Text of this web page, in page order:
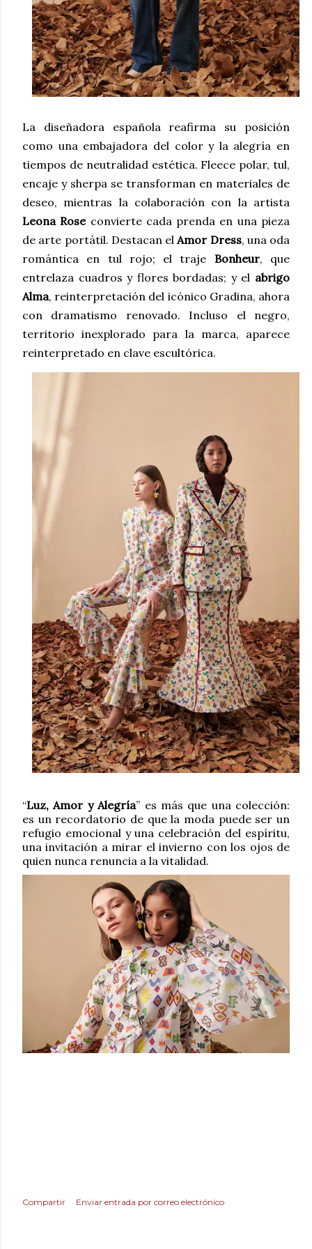
La diseñadora española reafirma su posición
como una embajadora del colory la alegría en
tiempos de neutralidad estética. Fleece polar, tul,
encaje y sherpa se transforman en materiales de
deseo, mientras la colaboración con la artista
Leona Roseconvierte cada prenda en una pieza
de arte portátil. Destacan elAmor Dress, una oda
romántica en tul rojo; el traje Bonheur, que
entrelaza cuadros y flores bordadas; y el abrigo
Alma, reinterpretación del icónico Gradina, ahora
con dramatismo renovado. Incluso el negro,
territorio inexplorado para la marca, aparece
reinterpretado en clave escultórica.
“Luz, Amor y Alegría” es más que una colección:
es un recordatorio de que la moda puede ser un
refugio emocional y una celebración del espíritu,
una invitación a mirar el invierno con los ojos de
quien nunca renuncia a la vitalidad.
Compartir Enviar entrada por correo electrónico